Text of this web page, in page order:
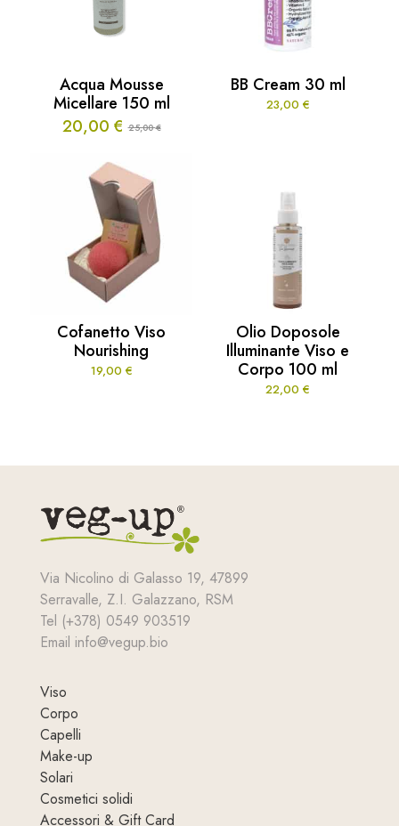
Acqua Mousse
Micellare 150 ml
25,00€
Il
originale
era:
25,00 €.
20,00 €
Il
attuale
è:
20,00 €.
BB Cream 30 ml
23,00 €
Cofanetto Viso
Nourishing
19,00 €
Olio Doposole
Illuminante Viso e
Corpo 100 ml
22,00 €
Via Nicolino di Galasso 19, 47899
Serravalle, Z.I. Galazzano, RSM
Tel (+378) 0549 903519
Email info@vegup.bio
Viso
Corpo
Capelli
Make-up
Solari
Cosmetici solidi
Accessori & Gift Card